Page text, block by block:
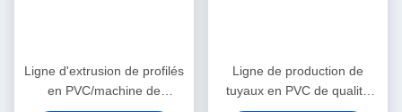
Ligne d'extrusion de profilés
en PVC/machine de
Ligne de production de
tuyaux en PVC de qualité